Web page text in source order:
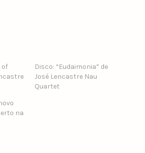
of
Disco: “Eudaimonia” de
José Lencastre Nau
Quartet
na